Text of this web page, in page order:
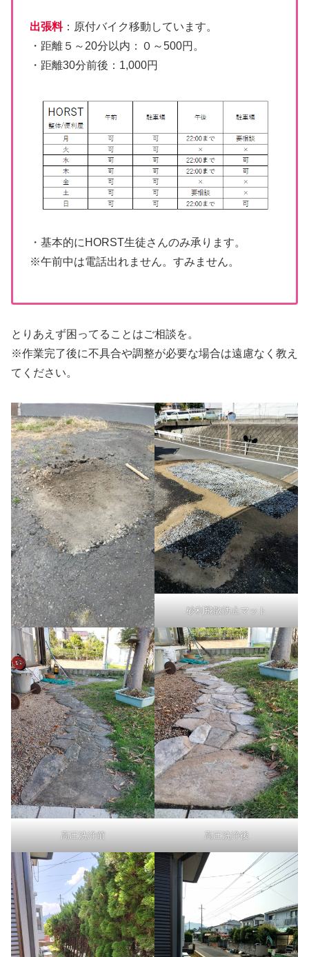
出張料：原付バイク移動しています。
・距離５～20分以内：０～500円。
・距離30分前後：1,000円
・基本的にHORST生徒さんのみ承ります。
※午前中は電話出れません。すみません。
とりあえず困ってることはご相談を。
※作業完了後に不具合や調整が必要な場合は遠慮なく教え
てください。
砂利飛散防止マット
高圧洗浄前 高圧洗浄後